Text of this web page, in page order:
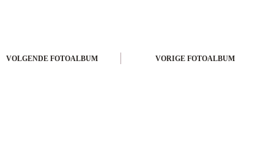
VORIGE
VOLGENDE